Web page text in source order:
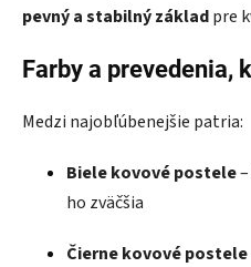
pevný a stabilný základpre
Farby a prevedenia,
Medzi najobľúbenejšie patria:
Biele kovové postele
ho zväčšia
Čierne kovové postele